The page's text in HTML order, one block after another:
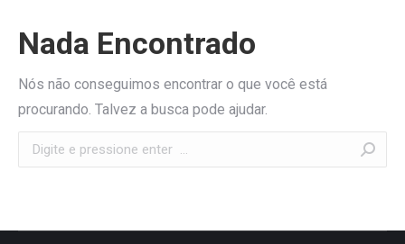
Nada Encontrado
Nós não conseguimos encontrar o que você está
procurando. Talvez a busca pode ajudar.
Search: